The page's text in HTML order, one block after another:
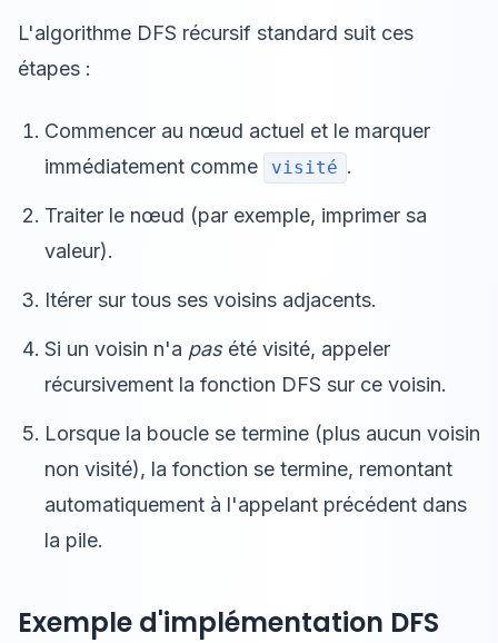
L'algorithme DFS récursif standard suit ces
étapes :
Commencer au nœud actuel et le marquer
immédiatement comme
visité .
Traiter le nœud (par exemple, imprimer sa
valeur).
Itérer sur tous ses voisins adjacents.
Si un voisin n'a pasété visité, appeler
récursivement la fonction DFS sur ce voisin.
Lorsque la boucle se termine (plus aucun voisin
non visité), la fonction se termine, remontant
automatiquement à l'appelant précédent dans
la pile.
Exemple d'implémentation DFS